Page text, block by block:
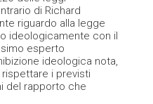
di Richard
riguardo alla legge
ideologicamente con il
esperto
ideologica nota,
i previsti
del rapporto che